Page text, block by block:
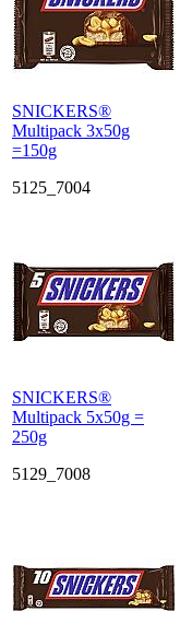
SNICKERS®
Multipack 3x50g
=150g
5125_7004
SNICKERS®
Multipack 5x50g =
250g
5129_7008